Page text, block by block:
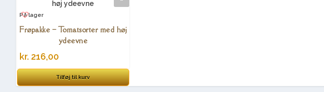
På lager
Frøpakke – Tomatsorter med høj
ydeevne
kr. 216,00
Tilføj til kurv